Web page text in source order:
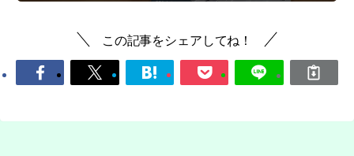
この記事をシェアしてね！